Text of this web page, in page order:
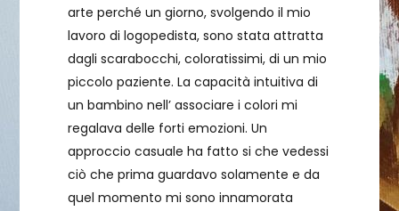
arte perché un giorno, svolgendo il mio
lavoro di logopedista, sono stata attratta
dagli scarabocchi, coloratissimi, di un mio
piccolo paziente. La capacità intuitiva di
un bambino nell’ associare i colori mi
regalava delle forti emozioni. Un
approccio casuale ha fatto si che vedessi
ciò che prima guardavo solamente e da
quel momento mi sono innamorata